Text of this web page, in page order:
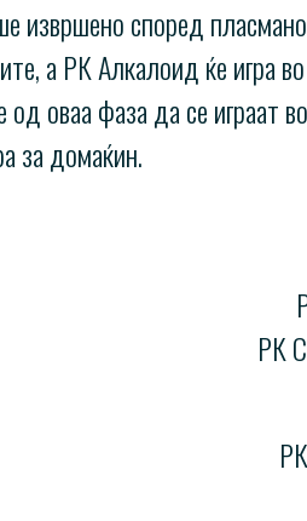
извршено според
а РК Алкалоид ќе игра
оваа фаза да се играат
за домаќин.
РК